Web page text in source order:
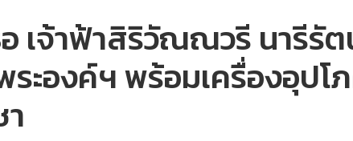
อ เจ้าฟ้าสิริวัณณวรี นารี
ระองค์ฯ พร้อมเครื่องอุปโ